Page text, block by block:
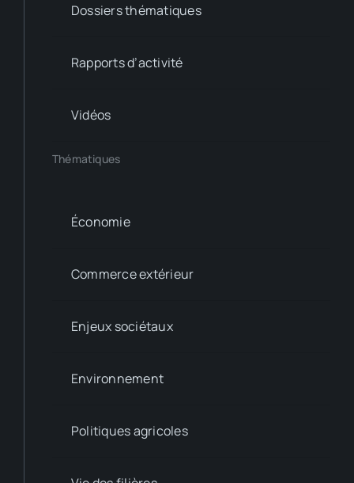
Dossiers thématiques
Rapports d’activité
Vidéos
Thématiques
Économie
Commerce extérieur
Enjeux sociétaux
Environnement
Politiques agricoles